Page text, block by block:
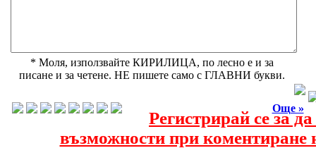
* Моля, използвайте КИРИЛИЦА, по лесно е и за
писане и за четене. НЕ пишете само с ГЛАВНИ букви.
Още »
Регистрирай се за
възможности при коментиране